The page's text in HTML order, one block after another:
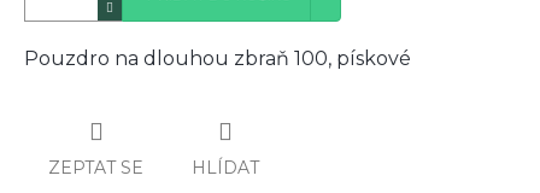
Pouzdro na dlouhou zbraň 100, pískové
ZEPTAT SE HLÍDAT